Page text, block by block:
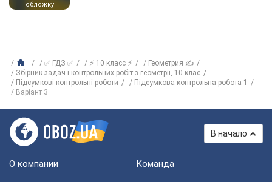
обложку
✅ ГДЗ ✅ ⚡ 10 класс ⚡
Геометрия ✍
Збірник задач і контрольних робіт з геометрії, 10 клас
Підсумкові контрольні роботи
Підсумкова контрольна робота 1
Варіант 3
В начало
О компании Команда